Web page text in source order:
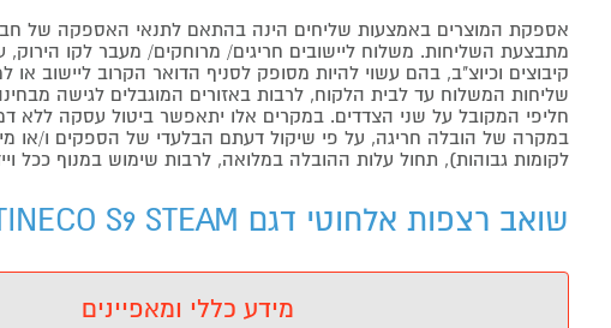
אספקת המוצרים באמצעות שליחים הינה בהתאם לתנאי האספקה של
מתבצעת השליחות. משלוח ליישובים חריגים/ מרוחקים/ מעבר לקו
קיבוצים וכיוצ"ב, בהם עשוי להיות מסופק לסניף הדואר הקרוב
שליחות המשלוח עד לבית הלקוח, לרבות באזורים המוגבלים לגישה
חליפי המקובל על שני הצדדים. במקרים אלו יתאפשר ביטול עסקה ללא
במקרה של הובלה חריגה, על פי שיקול דעתם הבלעדי של הספקים ו/או
לקומות גבוהות), תחול עלות ההובלה במלואה, לרבות שימוש במנוף ככל
שואב רצפות אלחוטי דגם TINECO S9 STEAM טינקו - מידע נוסף
מידע כללי ומאפיינים